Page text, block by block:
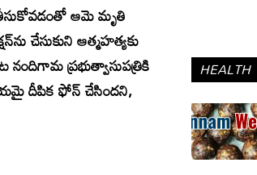
ఆమె మృతి
చేసుకుని ఆత్మహత్యకు
నందిగామ ప్రభుత్వాసుపత్రికి
దీపిక ఫోన్‌ చేసిందని,
HEALTH